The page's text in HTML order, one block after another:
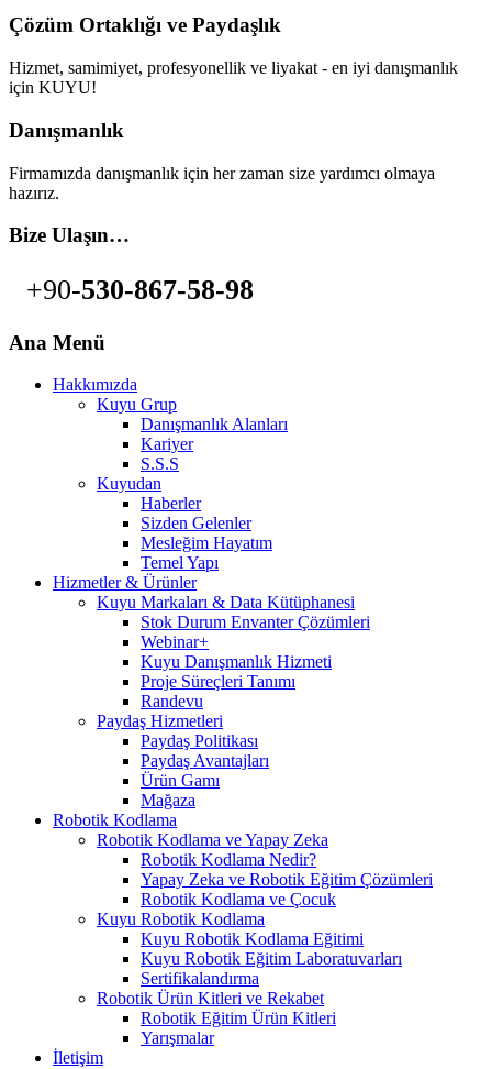
Çözüm Ortaklığı ve Paydaşlık
Hizmet, samimiyet, profesyonellik ve liyakat - en iyi danışmanlık
için KUYU!
Danışmanlık
Firmamızda danışmanlık için her zaman size yardımcı olmaya
hazırız.
Bize Ulaşın…
+90-530-867-58-98
Ana Menü
Hakkımızda
Kuyu Grup
Danışmanlık Alanları
Kariyer
S.S.S
Kuyudan
Haberler
Sizden Gelenler
Mesleğim Hayatım
Temel Yapı
Hizmetler & Ürünler
Kuyu Markaları & Data Kütüphanesi
Stok Durum Envanter Çözümleri
Webinar+
Kuyu Danışmanlık Hizmeti
Proje Süreçleri Tanımı
Randevu
Paydaş Hizmetleri
Paydaş Politikası
Paydaş Avantajları
Ürün Gamı
Mağaza
Robotik Kodlama
Robotik Kodlama ve Yapay Zeka
Robotik Kodlama Nedir?
Yapay Zeka ve Robotik Eğitim Çözümleri
Robotik Kodlama ve Çocuk
Kuyu Robotik Kodlama
Kuyu Robotik Kodlama Eğitimi
Kuyu Robotik Eğitim Laboratuvarları
Sertifikalandırma
Robotik Ürün Kitleri ve Rekabet
Robotik Eğitim Ürün Kitleri
Yarışmalar
İletişim